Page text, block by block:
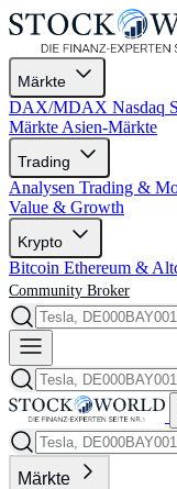
Märkte
DAX/MDAX Nasdaq
Märkte Asien-Märkte
Trading
Analysen Trading &
Value & Growth
Krypto
Bitcoin Ethereum &
Community Broker
Märkte